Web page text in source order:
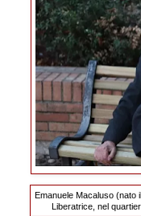
Emanuele Macaluso (nato
Liberatrice, nel